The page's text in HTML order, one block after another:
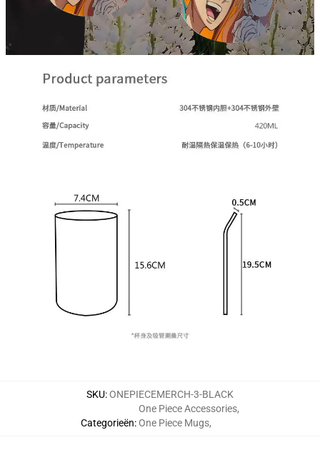
SKU:ONEPIECEMERCH-3-BLACK
Categorieën:
One Piece Accessories,
One Piece Mugs,